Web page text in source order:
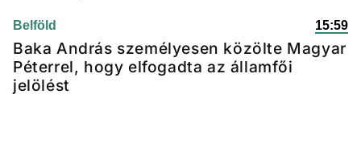
Belföld 15:59
Baka András személyesen közölte Magyar
Péterrel, hogy elfogadta az államfői
jelölést